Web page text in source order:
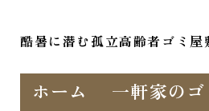
酷暑に潜む孤立高齢者ゴミ屋
ホーム 一軒家の